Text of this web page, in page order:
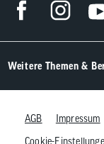
Weitere Themen &
AGB Impressum
Cookie-